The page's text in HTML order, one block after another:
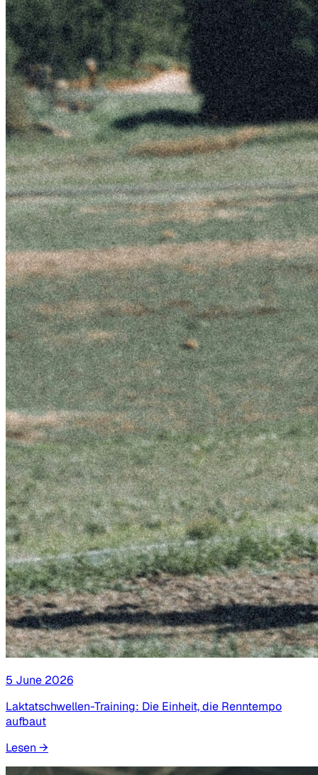
5 June 2026
Laktatschwellen-Training: Die Einheit, die Renntempo
aufbaut
Lesen →